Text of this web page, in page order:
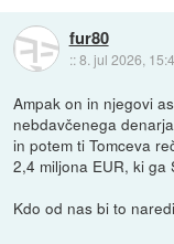
fur80
::8. jul 2026,
Ampak on in njegovi
nebdavčenega
in potem ti Tomceva
2,4 miljona EUR, ki
Kdo od nas bi to